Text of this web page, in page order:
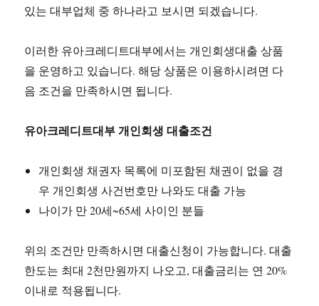
있는 대부업체 중 하나라고 보시면 되겠습니다.
이러한 유아크레디트대부에서는 개인회생대출 상품
을 운영하고 있습니다. 해당 상품은 이용하시려면 다
음 조건을 만족하시면 됩니다.
유아크레디트대부 개인회생 대출조건
개인회생 채권자 목록에 미포함된 채권이 없을 경
우 개인회생 사건번호만 나와도 대출 가능
나이가 만 20세~65세 사이인 분들
위의 조건만 만족하시면 대출신청이 가능합니다. 대출
한도는 최대 2천만원까지 나오고, 대출금리는 연 20%
이내로 적용됩니다.